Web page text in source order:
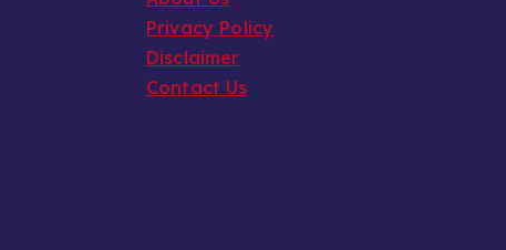
Privacy Policy
Disclaimer
Contact Us